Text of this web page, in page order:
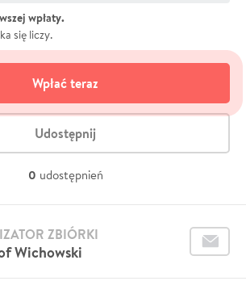
wpłaty.
się liczy.
Wpłać teraz
Udostępnij
0 udostępnień
Wichowski
ZBIÓRKI